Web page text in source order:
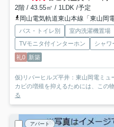
2階 / 43.55㎡ / 1LDK /予定
岡山電気軌道東山本線「東山岡電ミュー
バス・トイレ別 室内洗濯機置場
TVモニタ付インターホン
シャワ
礼0 新築
仮)リバーヒルズ平井：東山岡電ミ
カビの増殖を抑えるためには、この
る
アパート